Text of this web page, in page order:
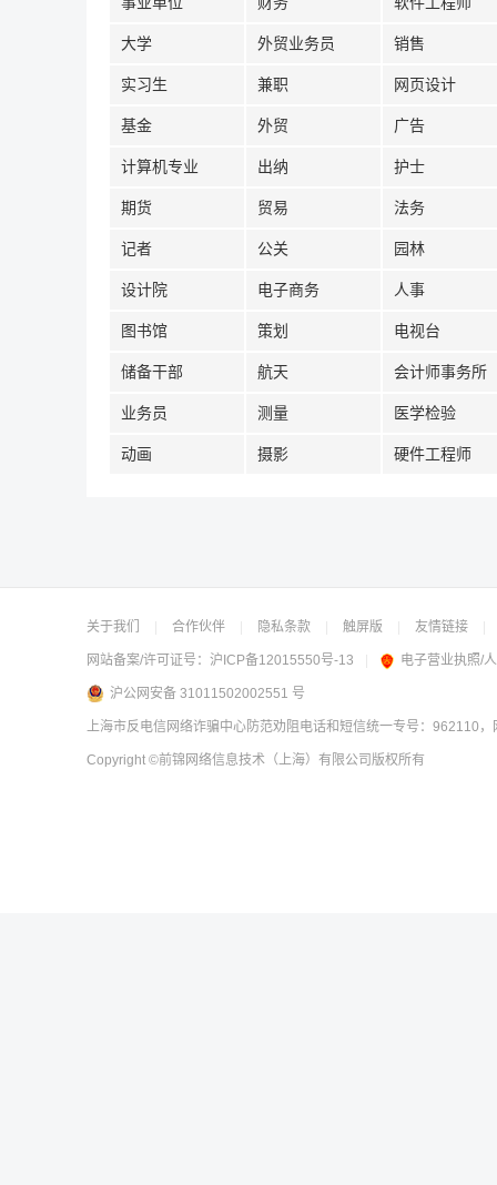
大学 外贸业务员 销售
实习生 兼职 网页设计
基金 外贸 广告
计算机专业 出纳 护士
期货 贸易 法务
记者 公关 园林
设计院 电子商务 人事
图书馆 策划 电视台
储备干部 航天 会计师事务所
业务员 测量 医学检验
动画 摄影 硬件工程师
关于我们 合作伙伴 隐私条款 触屏版 友情链接
网站备案/许可证号： 沪ICP备12015550号-13 电子营业执照/
沪公网安备 31011502002551 号
上海市反电信网络诈骗中心防范劝阻电话和短信统一专号：962110
Copyright ©前锦网络信息技术（上海）有限公司 版权所有